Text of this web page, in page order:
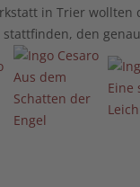
in Trier
den